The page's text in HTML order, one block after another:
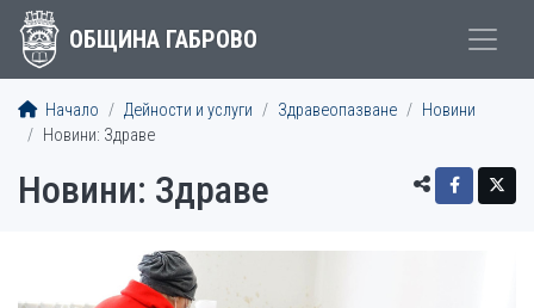
ОБЩИНА ГАБРОВО
Начало Дейности и услуги Здравеопазване
Новини
Новини: Здраве
Новини: Здраве